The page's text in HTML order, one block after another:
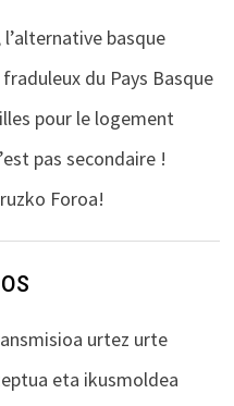
l’alternative basque
du Pays Basque
pour le logement
pas secondaire !
Foroa!
urtez urte
eta ikusmoldea